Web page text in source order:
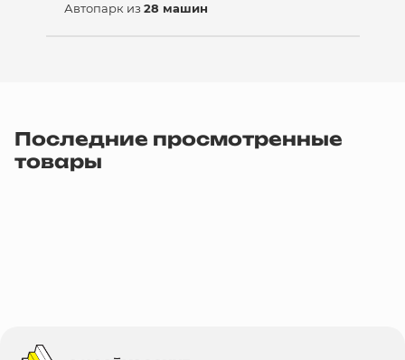
Автопарк из 28 машин
Последние просмотренные
товары